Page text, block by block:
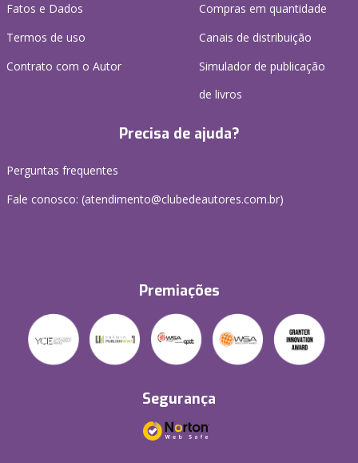
Fatos e Dados
Termos de uso
Contrato com o Autor
Compras em quantidade
Canais de distribuição
Simulador de publicação
de livros
Precisa de ajuda?
Perguntas frequentes
Fale conosco: (atendimento@clubedeautores.com.br)
Premiações
Segurança